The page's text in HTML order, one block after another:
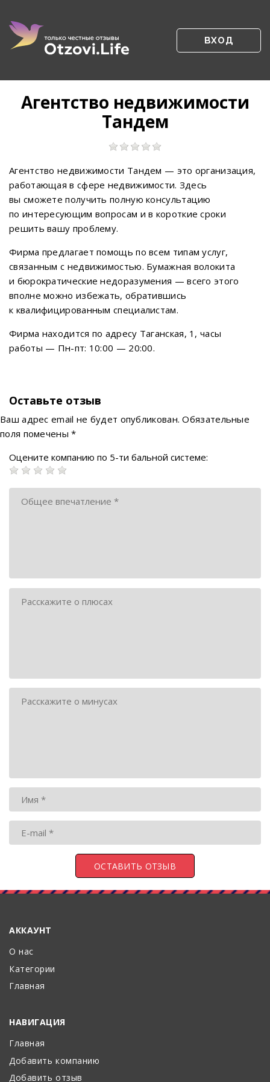
ВХОД
Агентство недвижимости
Тандем
Агентство недвижимости Тандем — это организация,
работающая в сфере недвижимости. Здесь
вы сможете получить полную консультацию
по интересующим вопросам и в короткие сроки
решить вашу проблему.
Фирма предлагает помощь по всем типам услуг,
связанным с недвижимостью. Бумажная волокита
и бюрократические недоразумения — всего этого
вполне можно избежать, обратившись
к квалифицированным специалистам.
Фирма находится по адресу Таганская, 1, часы
работы — Пн-пт: 10:00 — 20:00.
Оставьте отзыв
Ваш адрес email не будет опубликован. Обязательные
поля помечены*
Оцените компанию по 5-ти бальной системе:
АККАУНТ
О нас
Категории
Главная
НАВИГАЦИЯ
Главная
Добавить компанию
Добавить отзыв